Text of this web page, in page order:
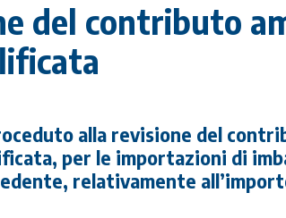
del contributo
alla revisione del
per le importazioni di
relativamente